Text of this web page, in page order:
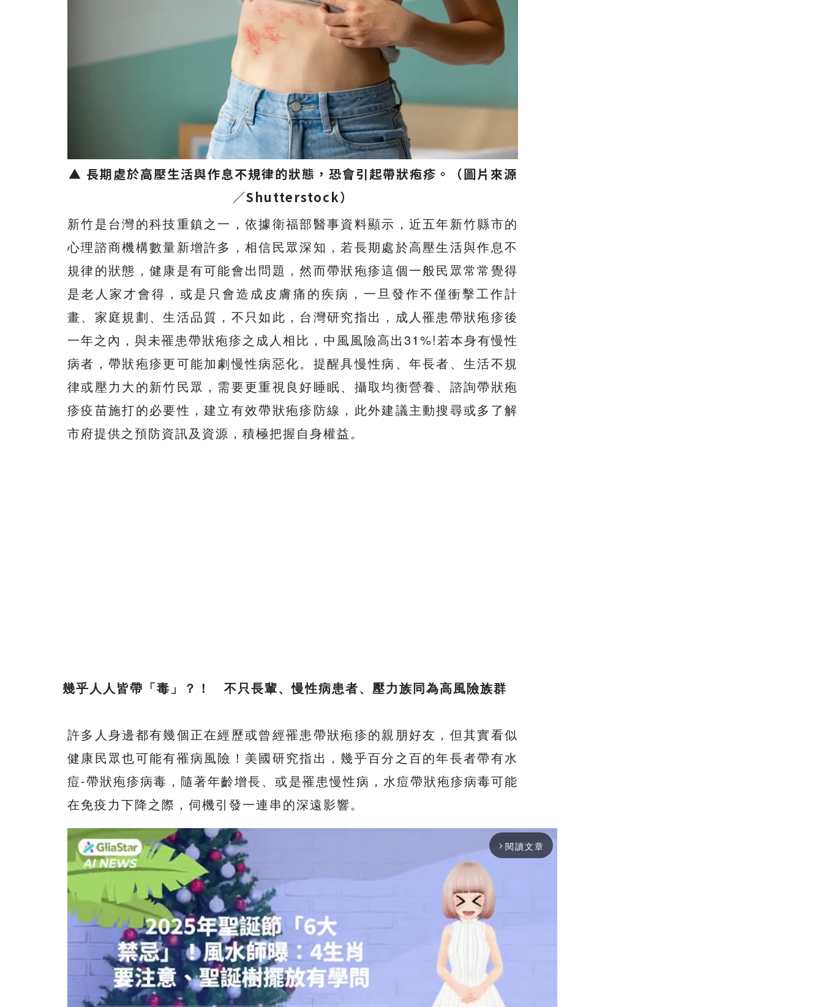
▲ 長期處於高壓生活與作息不規律的狀態，恐會引起帶狀疱疹。（圖片來源
／Shutterstock）
新竹是台灣的科技重鎮之一，依據衛福部醫事資料顯示，近五年新竹縣市的
心理諮商機構數量新增許多，相信民眾深知，若長期處於高壓生活與作息不
規律的狀態，健康是有可能會出問題，然而帶狀疱疹這個一般民眾常常覺得
是老人家才會得，或是只會造成皮膚痛的疾病，一旦發作不僅衝擊工作計
畫、家庭規劃、生活品質，不只如此，台灣研究指出，成人罹患帶狀疱疹後
一年之內，與未罹患帶狀疱疹之成人相比，中風風險高出31%!若本身有慢性
病者，帶狀疱疹更可能加劇慢性病惡化。提醒具慢性病、年長者、生活不規
律或壓力大的新竹民眾，需要更重視良好睡眠、攝取均衡營養、諮詢帶狀疱
疹疫苗施打的必要性，建立有效帶狀疱疹防線，此外建議主動搜尋或多了解
市府提供之預防資訊及資源，積極把握自身權益。
幾乎人人皆帶「毒」？！ 不只長輩、慢性病患者、壓力族同為高風險族群
許多人身邊都有幾個正在經歷或曾經罹患帶狀疱疹的親朋好友，但其實看似
健康民眾也可能有罹病風險！美國研究指出，幾乎百分之百的年長者帶有水
痘-帶狀疱疹病毒，隨著年齡增長、或是罹患慢性病，水痘帶狀疱疹病毒可能
在免疫力下降之際，伺機引發一連串的深遠影響。
arrow_forward_ios 閱讀文章